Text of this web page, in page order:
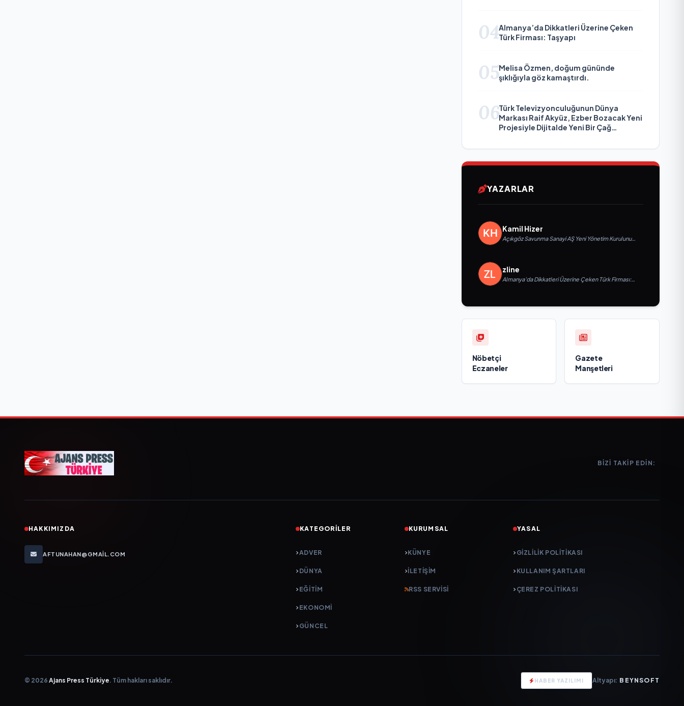
04Almanya’da Dikkatleri Üzerine Çeken
Türk Firması: Taşyapı
05Melisa Özmen, doğum gününde
şıklığıyla göz kamaştırdı.
06Türk Televizyonculuğunun Dünya
Markası Raif Akyüz, Ezber Bozacak Yeni
Projesiyle Dijitalde Yeni Bir Çağ
YAZARLAR
Kamil Hizer
Açıkgöz Savunma Sanayi AŞ Yeni Yönetim Kurulunu
zline
Almanya’da Dikkatleri Üzerine Çeken Türk Firması:
Nöbetçi
Eczaneler
Gazete
Manşetleri
BIZI TAKIP EDIN:
HAKKIMIZDA
AFTUNAHAN@GMAIL.COM
KATEGORILER
ADVER
DÜNYA
EĞİTİM
EKONOMİ
GÜNCEL
KURUMSAL
KÜNYE
İLETIŞIM
RSS SERVISI
YASAL
GIZLILIK POLITIKASI
KULLANIM ŞARTLARI
ÇEREZ POLITIKASI
© 2026 Ajans Press Türkiye. Tüm hakları saklıdır. HABER YAZILIMI Altyapı: BEYNSOFT